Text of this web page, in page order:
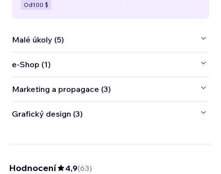
Od100 $
Malé úkoly (5)
e‑Shop (1)
Marketing a propagace (3)
Grafický design (3)
Hodnocení 4,9(63)